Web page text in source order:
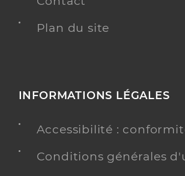
Plan du site
INFORMATIONS LÉGALES
Accessibilité :
Conditions générales